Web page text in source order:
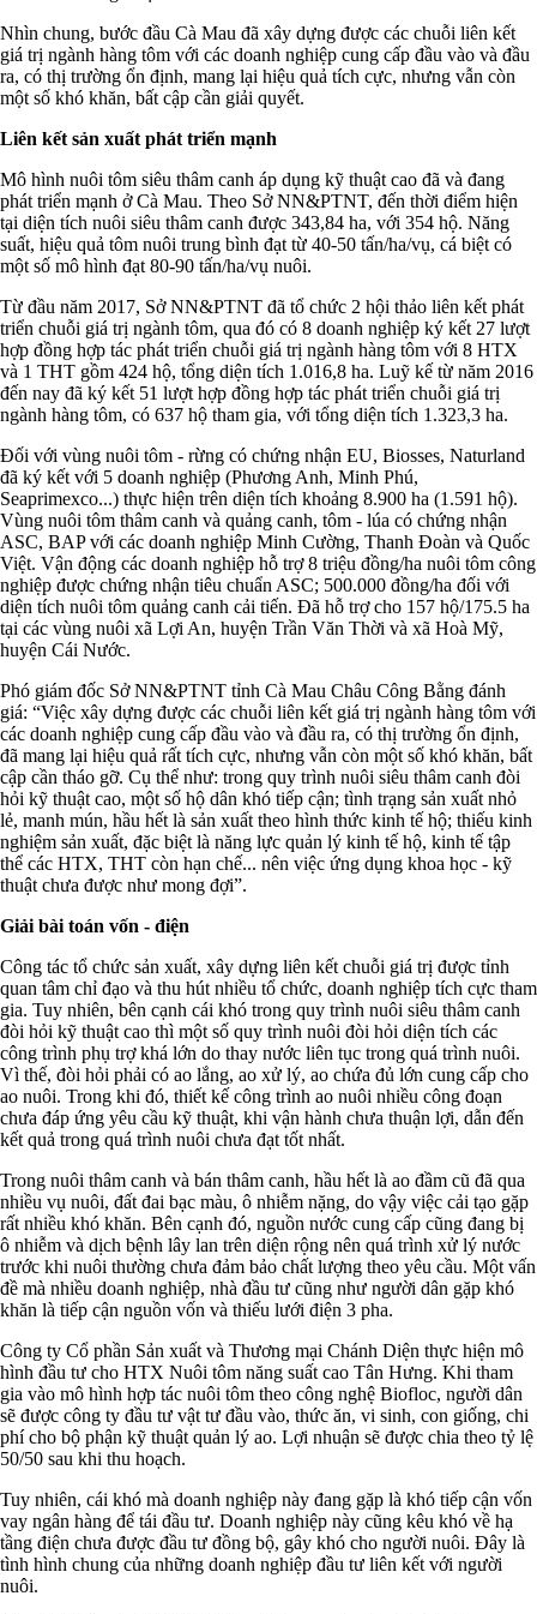
Nhìn chung, bước đầu Cà Mau đã xây dựng được các chuỗi liên kết
giá trị ngành hàng tôm với các doanh nghiệp cung cấp đầu vào và đầu
ra, có thị trường ổn định, mang lại hiệu quả tích cực, nhưng vẫn còn
một số khó khăn, bất cập cần giải quyết.
Liên kết sản xuất phát triển mạnh
Mô hình nuôi tôm siêu thâm canh áp dụng kỹ thuật cao đã và đang
phát triển mạnh ở Cà Mau. Theo Sở NN&PTNT, đến thời điểm hiện
tại diện tích nuôi siêu thâm canh được 343,84 ha, với 354 hộ. Năng
suất, hiệu quả tôm nuôi trung bình đạt từ 40-50 tấn/ha/vụ, cá biệt có
một số mô hình đạt 80-90 tấn/ha/vụ nuôi.
Từ đầu năm 2017, Sở NN&PTNT đã tổ chức 2 hội thảo liên kết phát
triển chuỗi giá trị ngành tôm, qua đó có 8 doanh nghiệp ký kết 27 lượt
hợp đồng hợp tác phát triển chuỗi giá trị ngành hàng tôm với 8 HTX
và 1 THT gồm 424 hộ, tổng diện tích 1.016,8 ha. Luỹ kế từ năm 2016
đến nay đã ký kết 51 lượt hợp đồng hợp tác phát triển chuỗi giá trị
ngành hàng tôm, có 637 hộ tham gia, với tổng diện tích 1.323,3 ha.
Đối với vùng nuôi tôm - rừng có chứng nhận EU, Biosses, Naturland
đã ký kết với 5 doanh nghiệp (Phương Anh, Minh Phú,
Seaprimexco...) thực hiện trên diện tích khoảng 8.900 ha (1.591 hộ).
Vùng nuôi tôm thâm canh và quảng canh, tôm - lúa có chứng nhận
ASC, BAP với các doanh nghiệp Minh Cường, Thanh Đoàn và Quốc
Việt. Vận động các doanh nghiệp hỗ trợ 8 triệu đồng/ha nuôi tôm công
nghiệp được chứng nhận tiêu chuẩn ASC; 500.000 đồng/ha đối với
diện tích nuôi tôm quảng canh cải tiến. Đã hỗ trợ cho 157 hộ/175.5 ha
tại các vùng nuôi xã Lợi An, huyện Trần Văn Thời và xã Hoà Mỹ,
huyện Cái Nước.
Phó giám đốc Sở NN&PTNT tỉnh Cà Mau Châu Công Bằng đánh
giá: “Việc xây dựng được các chuỗi liên kết giá trị ngành hàng tôm với
các doanh nghiệp cung cấp đầu vào và đầu ra, có thị trường ổn định,
đã mang lại hiệu quả rất tích cực, nhưng vẫn còn một số khó khăn, bất
cập cần tháo gỡ. Cụ thể như: trong quy trình nuôi siêu thâm canh đòi
hỏi kỹ thuật cao, một số hộ dân khó tiếp cận; tình trạng sản xuất nhỏ
lẻ, manh mún, hầu hết là sản xuất theo hình thức kinh tế hộ; thiếu kinh
nghiệm sản xuất, đặc biệt là năng lực quản lý kinh tế hộ, kinh tế tập
thể các HTX, THT còn hạn chế... nên việc ứng dụng khoa học - kỹ
thuật chưa được như mong đợi”.
Giải bài toán vốn - điện
Công tác tổ chức sản xuất, xây dựng liên kết chuỗi giá trị được tỉnh
quan tâm chỉ đạo và thu hút nhiều tổ chức, doanh nghiệp tích cực tham
gia. Tuy nhiên, bên cạnh cái khó trong quy trình nuôi siêu thâm canh
đòi hỏi kỹ thuật cao thì một số quy trình nuôi đòi hỏi diện tích các
công trình phụ trợ khá lớn do thay nước liên tục trong quá trình nuôi.
Vì thế, đòi hỏi phải có ao lắng, ao xử lý, ao chứa đủ lớn cung cấp cho
ao nuôi. Trong khi đó, thiết kế công trình ao nuôi nhiều công đoạn
chưa đáp ứng yêu cầu kỹ thuật, khi vận hành chưa thuận lợi, dẫn đến
kết quả trong quá trình nuôi chưa đạt tốt nhất.
Trong nuôi thâm canh và bán thâm canh, hầu hết là ao đầm cũ đã qua
nhiều vụ nuôi, đất đai bạc màu, ô nhiễm nặng, do vậy việc cải tạo gặp
rất nhiều khó khăn. Bên cạnh đó, nguồn nước cung cấp cũng đang bị
ô nhiễm và dịch bệnh lây lan trên diện rộng nên quá trình xử lý nước
trước khi nuôi thường chưa đảm bảo chất lượng theo yêu cầu. Một vấn
đề mà nhiều doanh nghiệp, nhà đầu tư cũng như người dân gặp khó
khăn là tiếp cận nguồn vốn và thiếu lưới điện 3 pha.
Công ty Cổ phần Sản xuất và Thương mại Chánh Diện thực hiện mô
hình đầu tư cho HTX Nuôi tôm năng suất cao Tân Hưng. Khi tham
gia vào mô hình hợp tác nuôi tôm theo công nghệ Biofloc, người dân
sẽ được công ty đầu tư vật tư đầu vào, thức ăn, vi sinh, con giống, chi
phí cho bộ phận kỹ thuật quản lý ao. Lợi nhuận sẽ được chia theo tỷ lệ
50/50 sau khi thu hoạch.
Tuy nhiên, cái khó mà doanh nghiệp này đang gặp là khó tiếp cận vốn
vay ngân hàng để tái đầu tư. Doanh nghiệp này cũng kêu khó về hạ
tầng điện chưa được đầu tư đồng bộ, gây khó cho người nuôi. Đây là
tình hình chung của những doanh nghiệp đầu tư liên kết với người
nuôi.